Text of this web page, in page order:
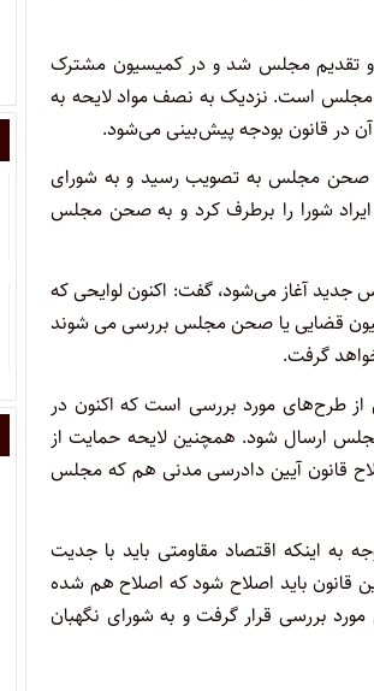
از طرف دولت آغاز و تقدیم مجلس شد و در کمیسیون مشترک
مجلس است. نزدیک به نصف مواد لایحه به
در قانون بودجه پیش‌بینی می‌شود.
صحن مجلس به تصویب رسید و به شورای
شورا را برطرف کرد و به صحن مجلس
آغاز می‌شود، گفت: اکنون لوایحی که
قضایی یا صحن مجلس بررسی می شوند
گرفت.
از طرح‌های مورد بررسی است که اکنون در
ارسال شود. همچنین لایحه حمایت از
قانون آیین دادرسی مدنی هم که مجلس
اینکه اقتصاد مقاومتی باید با جدیت
این قانون باید اصلاح شود که اصلاح هم شده
بررسی قرار گرفت و به شورای نگهبان